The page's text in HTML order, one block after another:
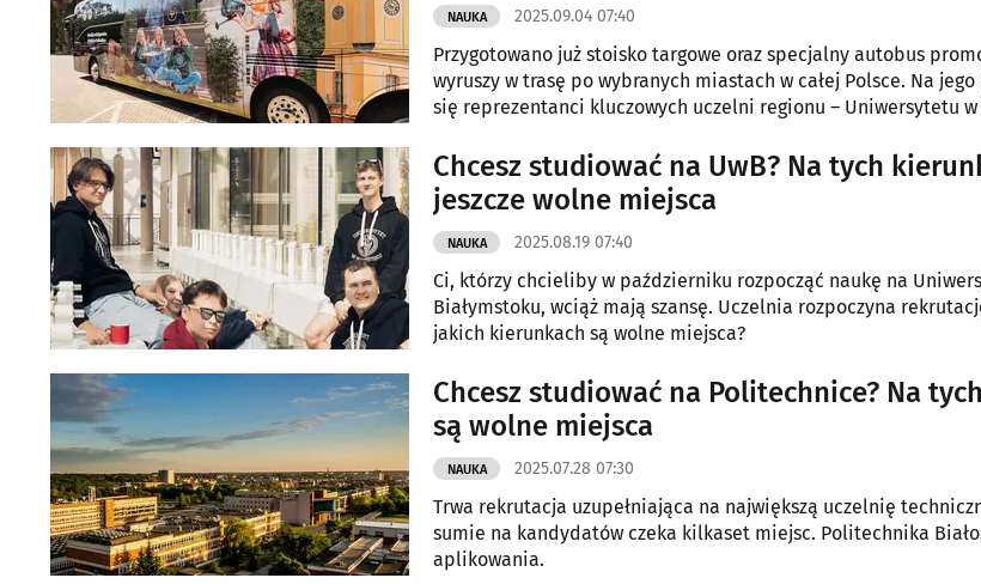
NAUKA 2025.09.04 07:40
Przygotowano już stoisko targowe oraz specjalny autobus
wyruszy w trasę po wybranych miastach w całej Polsce. Na
się reprezentanci kluczowych uczelni regionu – Uniwersytetu w
będą zachęcać młodych ludzi do podjęcia studiów w
Chcesz studiować na UwB? Na tych
jeszcze wolne miejsca
NAUKA 2025.08.19 07:40
Ci, którzy chcieliby w październiku rozpocząć naukę na
Białymstoku, wciąż mają szansę. Uczelnia rozpoczyna
jakich kierunkach są wolne miejsca?
Chcesz studiować na Politechnice? Na
są wolne miejsca
NAUKA 2025.07.28 07:30
Trwa rekrutacja uzupełniająca na największą uczelnię
sumie na kandydatów czeka kilkaset miejsc. Politechnika
aplikowania.